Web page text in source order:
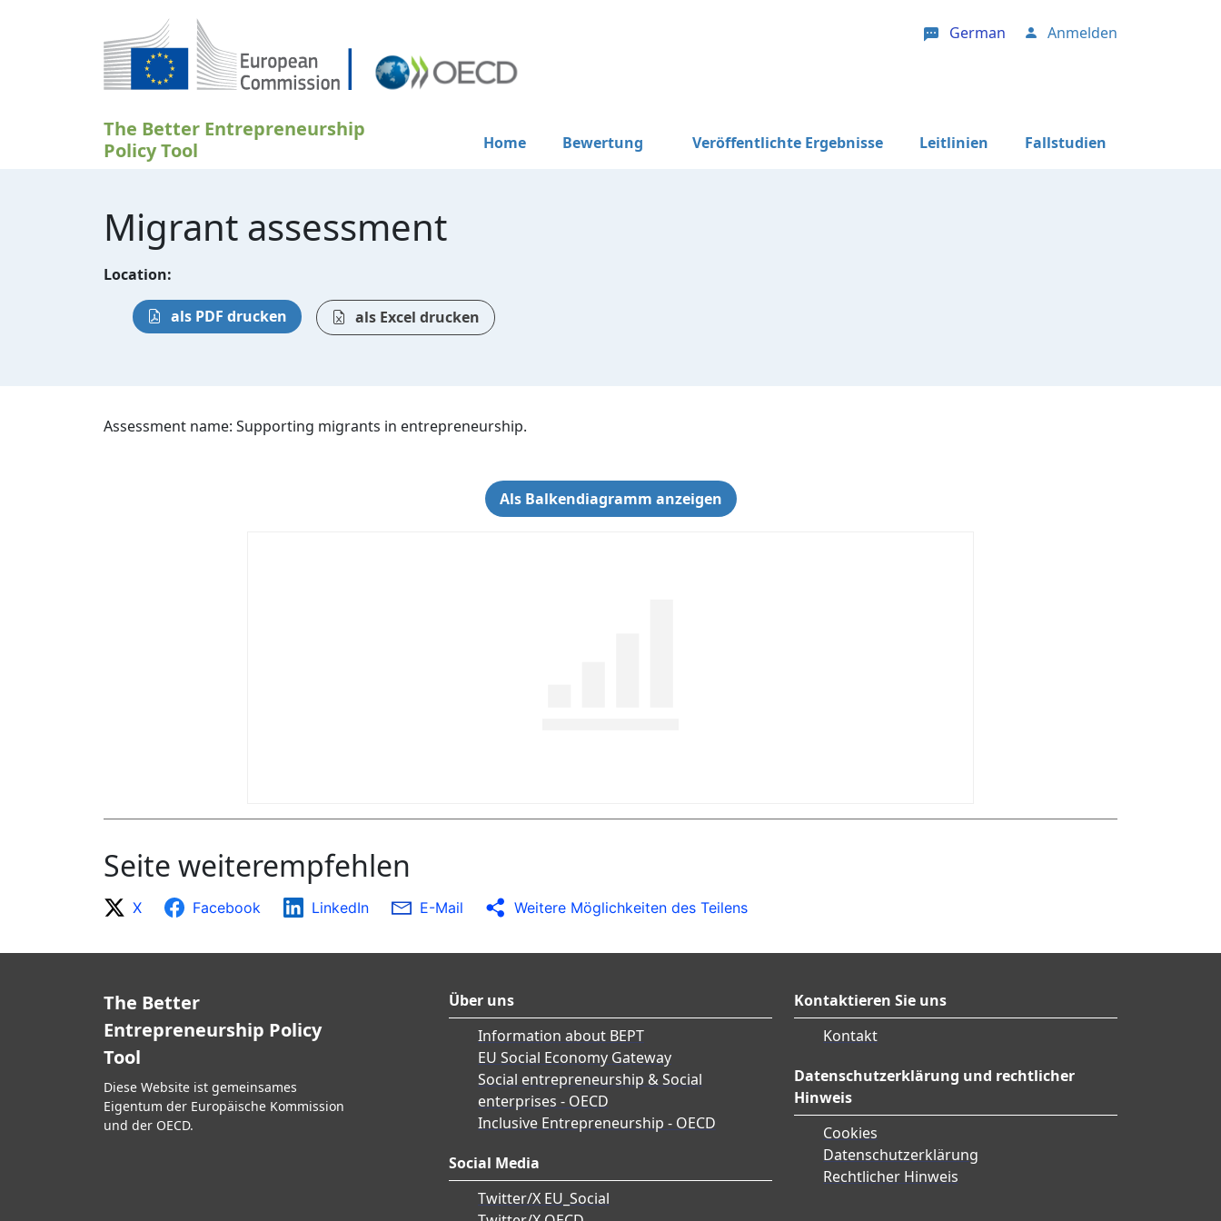
German User account menu
Anmelden
The Better Entrepreneurship
Policy Tool
Home Bewertung Veröffentlichte Ergebnisse Leitlinien Fallstudien
Migrant assessment
Location:
als PDF drucken als Excel drucken
Assessment name: Supporting migrants in entrepreneurship.
Als Balkendiagramm anzeigen
Seite weiterempfehlen
X Facebook LinkedIn E-Mail Weitere Möglichkeiten des Teilens
The Better
Entrepreneurship Policy
Tool
Diese Website ist gemeinsames
Eigentum der Europäische Kommission
und der OECD.
Über uns
Information about BEPT
EU Social Economy Gateway
Social entrepreneurship & Social
enterprises - OECD
Inclusive Entrepreneurship - OECD
Social Media
Twitter/X EU_Social
Kontaktieren Sie uns
Kontakt
Datenschutzerklärung und rechtlicher
Hinweis
Cookies
Datenschutzerklärung
Rechtlicher Hinweis